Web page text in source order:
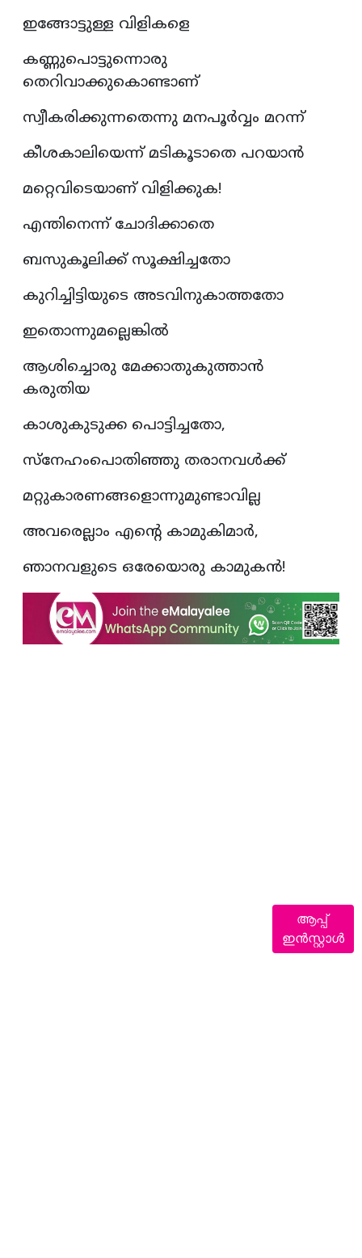
ഇങ്ങോട്ടുള്ള വിളികളെ
കണ്ണുപൊട്ടുന്നൊരു
തെറിവാക്കുകൊണ്ടാണ്
സ്വീകരിക്കുന്നതെന്നു മനപൂർവ്വം മറന്ന്
കീശകാലിയെന്ന് മടികൂടാതെ പറയാൻ
മറ്റെവിടെയാണ് വിളിക്കുക!
എന്തിനെന്ന് ചോദിക്കാതെ
ബസുകൂലിക്ക് സൂക്ഷിച്ചതോ
കുറിച്ചിട്ടിയുടെ അടവിനുകാത്തതോ
ഇതൊന്നുമല്ലെങ്കിൽ
ആശിച്ചൊരു മേക്കാതുകുത്താൻ
കരുതിയ
കാശുകുടുക്ക പൊട്ടിച്ചതോ,
സ്നേഹംപൊതിഞ്ഞു തരാനവൾക്ക്
മറ്റുകാരണങ്ങളൊന്നുമുണ്ടാവില്ല
അവരെല്ലാം എന്റെ കാമുകിമാർ,
ഞാനവളുടെ ഒരേയൊരു കാമുകൻ!
ആപ്പ്
ഇൻസ്റ്റാൾ